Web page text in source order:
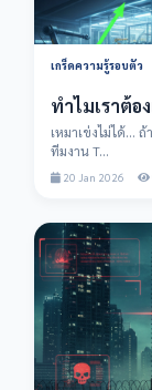
เกร็ดความรู้รอบตัว
ทำไมเราต้
เหมาเข่งไม่ได้... ถ้าอยากใ
ทีมงาน T...
20 Jan 2026